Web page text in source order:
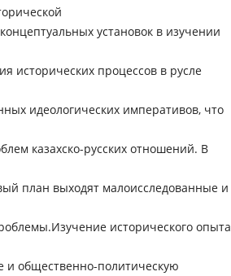
установок в изучении
исторических процессов в русле
идеологических императивов, что
казахско-русских отношений. В
план выходят малоисследованные и
исторического опыта
и общественно-политическую